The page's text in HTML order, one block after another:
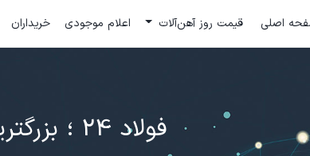
اصلی قیمت روز آهن‌آلات اعلام موجودی خریداران
فولاد 24 ؛ بزرگترین مرکز تجارت آنلاین فلزات